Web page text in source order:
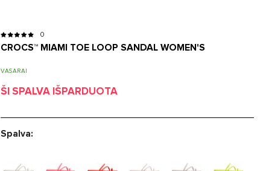
0
CROCS™ MIAMI TOE LOOP SANDAL WOMEN'S
VASARAI
ŠI SPALVA IŠPARDUOTA
Spalva: